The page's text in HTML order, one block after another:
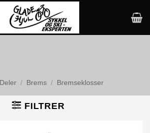
Deler / Brems / Bremseklosser
FILTRER